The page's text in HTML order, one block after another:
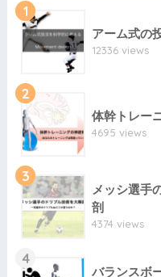
1
アーム式の
12336 views
2
体幹トレー
4695 views
3
メッシ選手
剖
4374 views
4
バランスボ